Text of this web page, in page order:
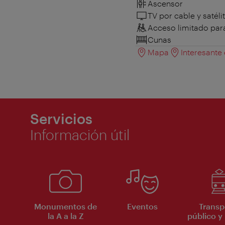
Ascensor
TV por cable y
Acceso limitado
Cunas
Mapa
Servicios
Información útil
Monumentos de
la A a la Z
Eventos
público y